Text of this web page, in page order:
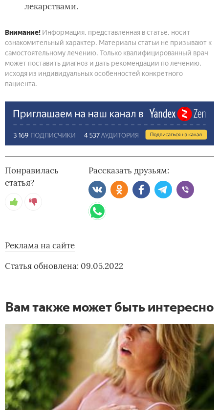
лекарствами.
Внимание! Информация, представленная в статье, носит
ознакомительный характер. Материалы статьи не призывают к
самостоятельному лечению. Только квалифицированный врач
может поставить диагноз и дать рекомендации по лечению,
исходя из индивидуальных особенностей конкретного
пациента.
Понравилась
статья?
Рассказать друзьям:
Реклама на сайте
Статья обновлена: 09.05.2022
Вам также может быть интересно